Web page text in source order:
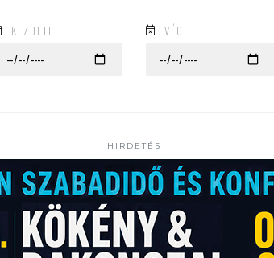
KEZDETE VÉGE
HIRDETÉS